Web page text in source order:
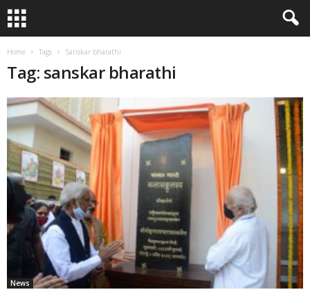
Home Tags Sanskar bharathi
Tag: sanskar bharathi
News